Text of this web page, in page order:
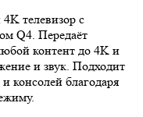
телевизор с
Q4. Передаёт
контент до 4K и
и звук. Подходит
консолей благодаря